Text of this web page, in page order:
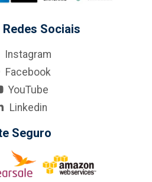
Sociais
Instagram
Facebook
YouTube
Linkedin
Seguro